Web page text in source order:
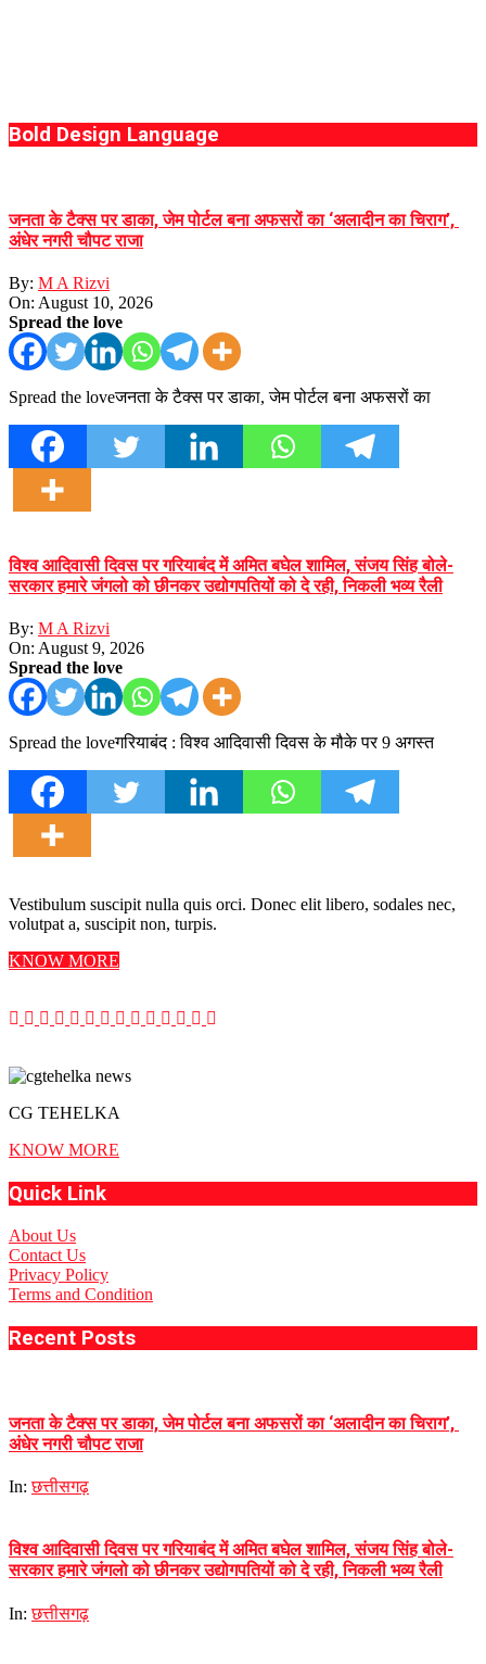
Bold Design Language
जनता के टैक्स पर डाका, जेम पोर्टल बना अफसरों का ‘अलादीन का चिराग’, ​
अंधेर नगरी चौपट राजा
By: M A Rizvi
On: August 10, 2026
Spread the love
Spread the loveजनता के टैक्स पर डाका, जेम पोर्टल बना अफसरों का
विश्व आदिवासी दिवस पर गरियाबंद में अमित बघेल शामिल, संजय सिंह बोले-
सरकार हमारे जंगलो को छीनकर उद्योगपतियों को दे रही, निकली भव्य रैली
By: M A Rizvi
On: August 9, 2026
Spread the love
Spread the loveगरियाबंद : विश्व आदिवासी दिवस के मौके पर 9 अगस्त
Vestibulum suscipit nulla quis orci. Donec elit libero, sodales nec,
volutpat a, suscipit non, turpis.
KNOW MORE
CG TEHELKA
KNOW MORE
Quick Link
About Us
Contact Us
Privacy Policy
Terms and Condition
Recent Posts
जनता के टैक्स पर डाका, जेम पोर्टल बना अफसरों का ‘अलादीन का चिराग’, ​
अंधेर नगरी चौपट राजा
In: छत्तीसगढ़
विश्व आदिवासी दिवस पर गरियाबंद में अमित बघेल शामिल, संजय सिंह बोले-
सरकार हमारे जंगलो को छीनकर उद्योगपतियों को दे रही, निकली भव्य रैली
In: छत्तीसगढ़